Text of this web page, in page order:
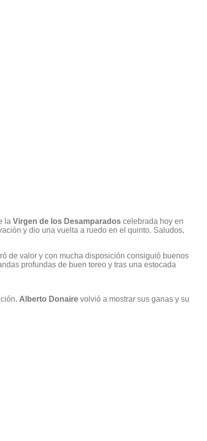
la Virgen de los Desamparados celebrada hoy en
y dio una vuelta a ruedo en el quinto. Saludos,
de valor y con mucha disposición consiguió buenos
profundas de buen toreo y tras una estocada
Alberto Donaire volvió a mostrar sus ganas y su